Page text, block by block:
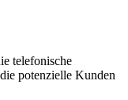
telefonische
potenzielle Kunden